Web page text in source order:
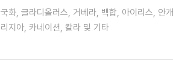
국화, 글라디올러스, 거베라, 백합, 아이리스, 안
리지아, 카네이션, 칼라 및 기타